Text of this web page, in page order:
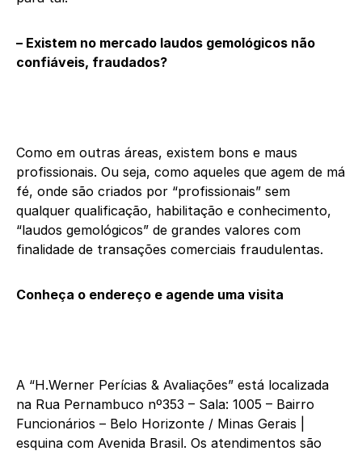
– Existem no mercado laudos gemológicos não
confiáveis, fraudados?
Como em outras áreas, existem bons e maus
profissionais. Ou seja, como aqueles que agem de má
fé, onde são criados por “profissionais” sem
qualquer qualificação, habilitação e conhecimento,
“laudos gemológicos” de grandes valores com
finalidade de transações comerciais fraudulentas.
Conheça o endereço e agende uma visita
A “H.Werner Perícias & Avaliações” está localizada
na Rua Pernambuco nº353 – Sala: 1005 – Bairro
Funcionários – Belo Horizonte / Minas Gerais |
esquina com Avenida Brasil. Os atendimentos são